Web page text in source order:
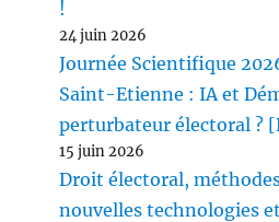
!
24 juin 2026
Journée Scientifique
Saint-Etienne : IA et
perturbateur électoral ?
15 juin 2026
Droit électoral,
nouvelles technologies